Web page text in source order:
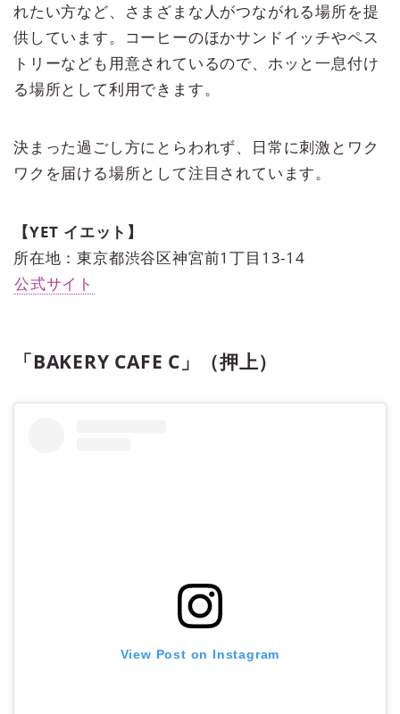
れたい方など、さまざまな人がつながれる場所を提
供しています。コーヒーのほかサンドイッチやペス
トリーなども用意されているので、ホッと一息付け
る場所として利用できます。
決まった過ごし方にとらわれず、日常に刺激とワク
ワクを届ける場所として注目されています。
【YET イエット】
所在地：東京都渋谷区神宮前1丁目13-14
公式サイト
「BAKERY CAFE C」（押上）
View Post on Instagram